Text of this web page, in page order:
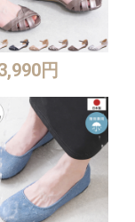
円